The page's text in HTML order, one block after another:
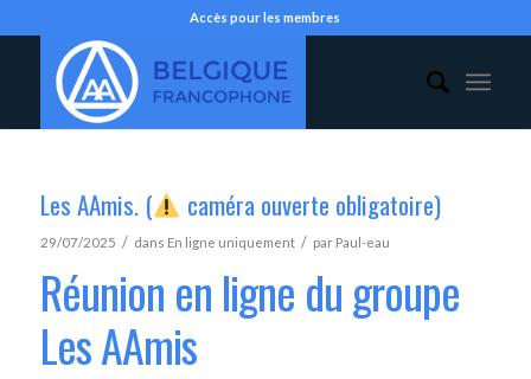
Accès pour les membres
Les AAmis. ( caméra ouverte obligatoire)
29/07/2025 / dans En ligne uniquement / par Paul-eau
Réunion en ligne du groupe
Les AAmis